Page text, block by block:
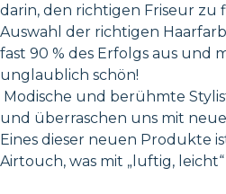
darin, den richtigen Friseur zu
Auswahl der richtigen
fast 90 % des Erfolgs aus und
unglaublich schön!
Modische und berühmte
und überraschen uns mit
Eines dieser neuen Produkte
Airtouch, was mit „luftig,